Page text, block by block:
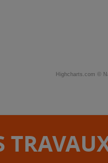
Highcharts.com ©